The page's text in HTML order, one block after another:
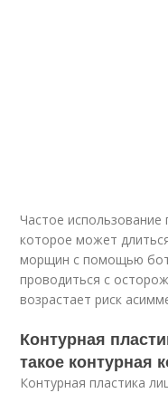
Частое
которое может
морщин с помощью
проводиться с
возрастает риск
Контурная
такое контурная
Контурная пластика